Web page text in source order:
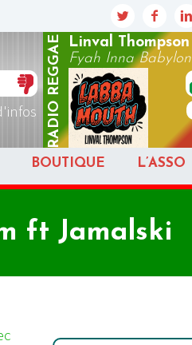
RADIO
REGGAE
Linval Thompson
Fyah Inna Babylon
BOUTIQUE L’ASSO
ft Jamalski